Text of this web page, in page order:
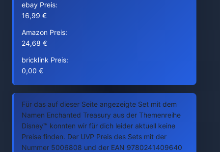
ebay Preis:
16,99 €
Amazon Preis:
24,68 €
bricklink Preis:
0,00 €
Für das auf dieser Seite angezeigte Set mit dem
Namen Enchanted Treasury aus der Themenreihe
Disney™ konnten wir für dich leider aktuell keine
Preise finden. Der UVP Preis des Sets mit der
Nummer 5006808 und der EAN 9780241409640